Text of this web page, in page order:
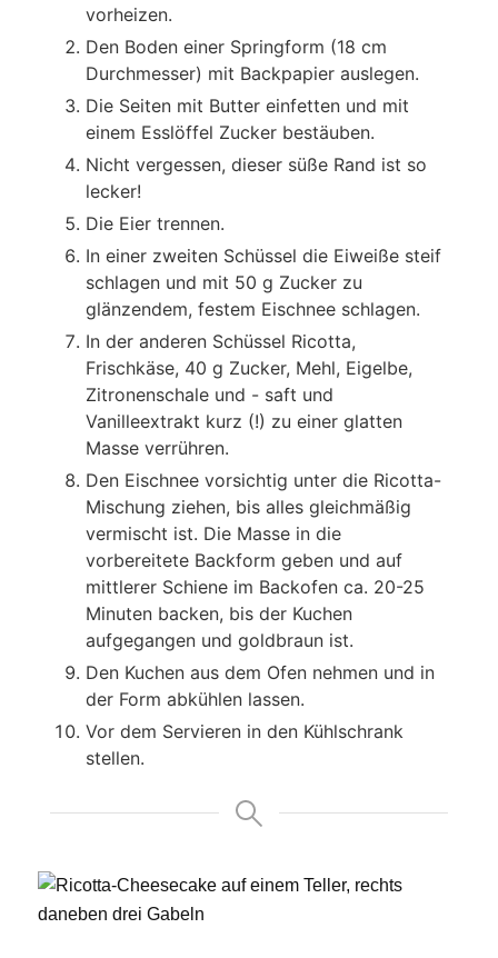
vorheizen.
Den Boden einer Springform (18 cm
Durchmesser) mit Backpapier auslegen.
Die Seiten mit Butter einfetten und mit
einem Esslöffel Zucker bestäuben.
Nicht vergessen, dieser süße Rand ist so
lecker!
Die Eier trennen.
In einer zweiten Schüssel die Eiweiße steif
schlagen und mit 50 g Zucker zu
glänzendem, festem Eischnee schlagen.
In der anderen Schüssel Ricotta,
Frischkäse, 40 g Zucker, Mehl, Eigelbe,
Zitronenschale und - saft und
Vanilleextrakt kurz (!) zu einer glatten
Masse verrühren.
Den Eischnee vorsichtig unter die Ricotta-
Mischung ziehen, bis alles gleichmäßig
vermischt ist. Die Masse in die
vorbereitete Backform geben und auf
mittlerer Schiene im Backofen ca. 20-25
Minuten backen, bis der Kuchen
aufgegangen und goldbraun ist.
Den Kuchen aus dem Ofen nehmen und in
der Form abkühlen lassen.
Vor dem Servieren in den Kühlschrank
stellen.